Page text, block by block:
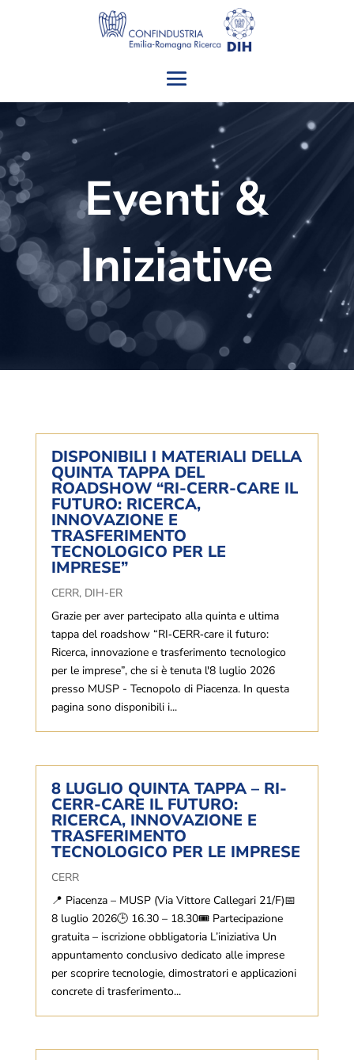
Eventi &
Iniziative
DISPONIBILI I MATERIALI DELLA
QUINTA TAPPA DEL
ROADSHOW “RI-CERR-CARE IL
FUTURO: RICERCA,
INNOVAZIONE E
TRASFERIMENTO
TECNOLOGICO PER LE
IMPRESE”
CERR, DIH-ER
Grazie per aver partecipato alla quinta e ultima
tappa del roadshow “RI‑CERR‑care il futuro:
Ricerca, innovazione e trasferimento tecnologico
per le imprese”, che si è tenuta l'8 luglio 2026
presso MUSP - Tecnopolo di Piacenza. In questa
pagina sono disponibili i...
8 LUGLIO QUINTA TAPPA – RI-
CERR-CARE IL FUTURO:
RICERCA, INNOVAZIONE E
TRASFERIMENTO
TECNOLOGICO PER LE IMPRESE
CERR
📍 Piacenza – MUSP (Via Vittore Callegari 21/F)📅
8 luglio 2026🕒 16.30 – 18.30🎟 Partecipazione
gratuita – iscrizione obbligatoria L’iniziativa Un
appuntamento conclusivo dedicato alle imprese
per scoprire tecnologie, dimostratori e applicazioni
concrete di trasferimento...